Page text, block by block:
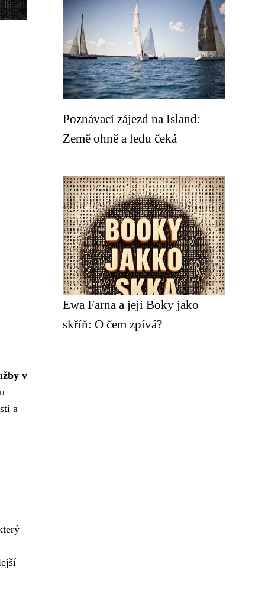
v
a
Poznávací zájezd na Island:
Země ohně a ledu čeká
Ewa Farna a její Boky jako
skříň: O čem zpívá?